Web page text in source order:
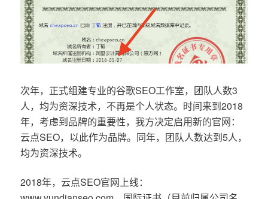
次年，正式组建专业的谷歌SEO工作室，团队人数3
人，均为资深技术，不再是个人状态。时间来到2018
年，考虑到品牌的重要性，我方决定启用新的官网：
云点SEO，以此作为品牌。同年，团队人数达到5人，
均为资深技术。
2018年，云点SEO官网上线：